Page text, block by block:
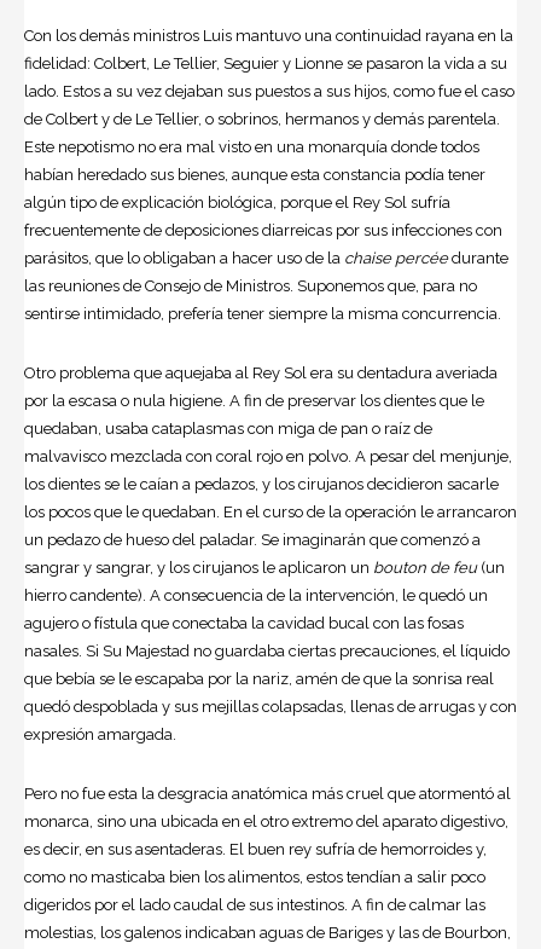
Con los demás ministros Luis mantuvo una continuidad rayana en la
fidelidad: Colbert, Le Tellier, Seguier y Lionne se pasaron la vida a su
lado. Estos a su vez dejaban sus puestos a sus hijos, como fue el caso
de Colbert y de Le Tellier, o sobrinos, hermanos y demás parentela.
Este nepotismo no era mal visto en una monarquía donde todos
habían heredado sus bienes, aunque esta constancia podía tener
algún tipo de explicación biológica, porque el Rey Sol sufría
frecuentemente de deposiciones diarreicas por sus infecciones con
parásitos, que lo obligaban a hacer uso de la chaise percéedurante
las reuniones de Consejo de Ministros. Suponemos que, para no
sentirse intimidado, prefería tener siempre la misma concurrencia.
Otro problema que aquejaba al Rey Sol era su dentadura averiada
por la escasa o nula higiene. A fin de preservar los dientes que le
quedaban, usaba cataplasmas con miga de pan o raíz de
malvavisco mezclada con coral rojo en polvo. A pesar del menjunje,
los dientes se le caían a pedazos, y los cirujanos decidieron sacarle
los pocos que le quedaban. En el curso de la operación le arrancaron
un pedazo de hueso del paladar. Se imaginarán que comenzó a
sangrar y sangrar, y los cirujanos le aplicaron un bouton de feu (un
hierro candente). A consecuencia de la intervención, le quedó un
agujero o fístula que conectaba la cavidad bucal con las fosas
nasales. Si Su Majestad no guardaba ciertas precauciones, el líquido
que bebía se le escapaba por la nariz, amén de que la sonrisa real
quedó despoblada y sus mejillas colapsadas, llenas de arrugas y con
expresión amargada.
Pero no fue esta la desgracia anatómica más cruel que atormentó al
monarca, sino una ubicada en el otro extremo del aparato digestivo,
es decir, en sus asentaderas. El buen rey sufría de hemorroides y,
como no masticaba bien los alimentos, estos tendían a salir poco
digeridos por el lado caudal de sus intestinos. A fin de calmar las
molestias, los galenos indicaban aguas de Bariges y las de Bourbon,